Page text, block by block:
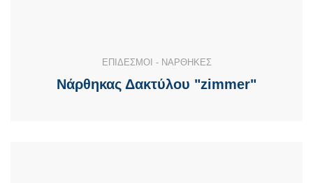
ΕΠΙΔΕΣΜΟΙ - ΝΑΡΘΗΚΕΣ
Νάρθηκας Δακτύλου "zimmer"